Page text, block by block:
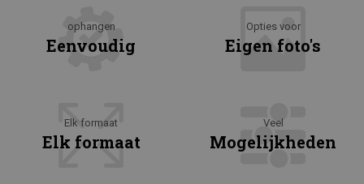
ophangen
Eenvoudig
Opties voor
Eigen foto's
Elk formaat
Elk formaat
Veel
Mogelijkheden